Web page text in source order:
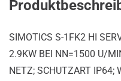
SIMOTICS S-1FK2 HI
2.9KW BEI NN=1500 U/
NETZ; SCHUTZART